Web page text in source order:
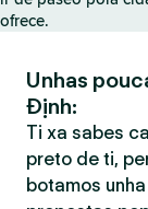
ofrece.
Unhas
Định:
Ti xa sabes
preto de ti,
botamos